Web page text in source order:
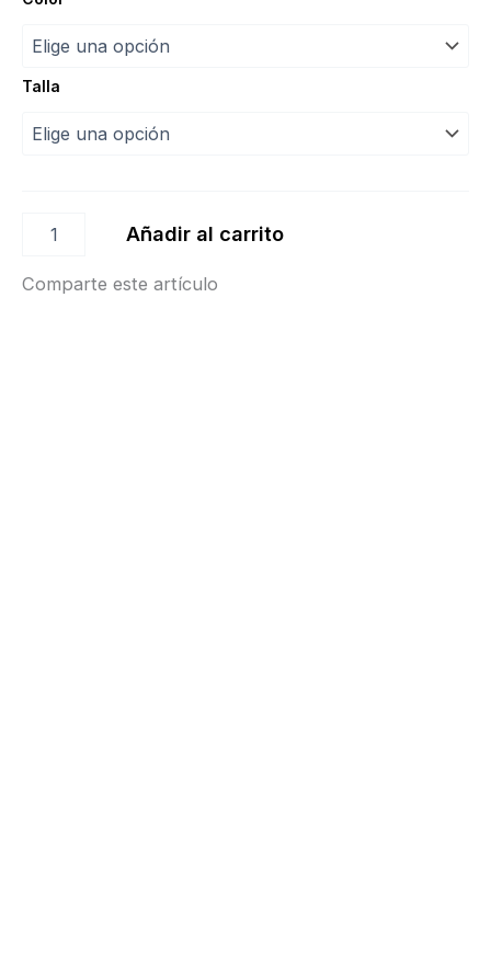
Talla
cantidad
Añadir al carrito
Comparte este artículo